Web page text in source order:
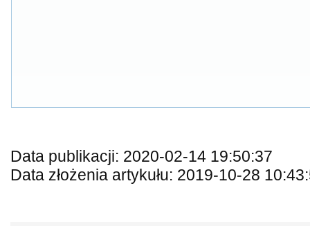
Data publikacji: 2020-02-14 19:50:37
Data złożenia artykułu: 2019-10-28